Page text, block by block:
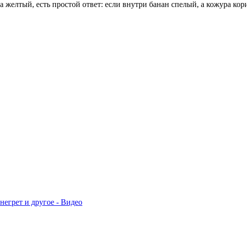
есть простой ответ: если внутри банан спелый, а кожура
и другое - Видео